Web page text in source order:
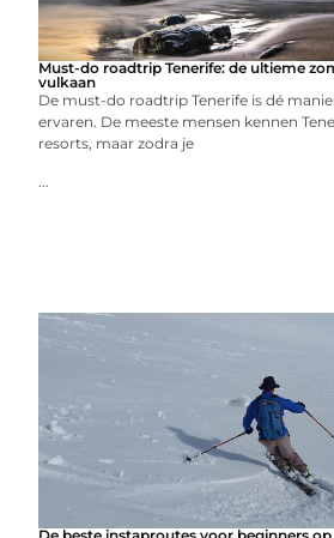
Must-do roadtrip Tenerife: de ultieme
vulkaan
De must-do roadtrip Tenerife is dé
ervaren. De meeste mensen kennen
resorts, maar zodra je
...